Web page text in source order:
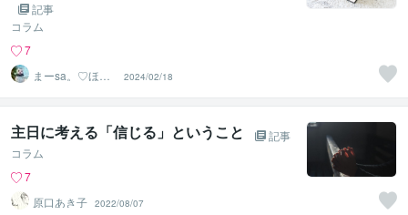
記事
コラム
7
まーsa。♡ほの
ぼのブログ毎日
配信♡
2024/02/18
主日に考える「信じる」ということ
記事
コラム
7
原口あき子 2022/08/07